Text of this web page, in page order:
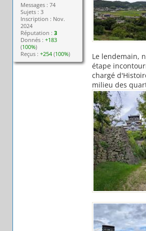
Messages : 74
Sujets : 3
Inscription : Nov.
2024
Réputation :3
Donnés :+183
(100%)
Reçus :+254 (100%)
Le lendemain,
étape
chargé
milieu des